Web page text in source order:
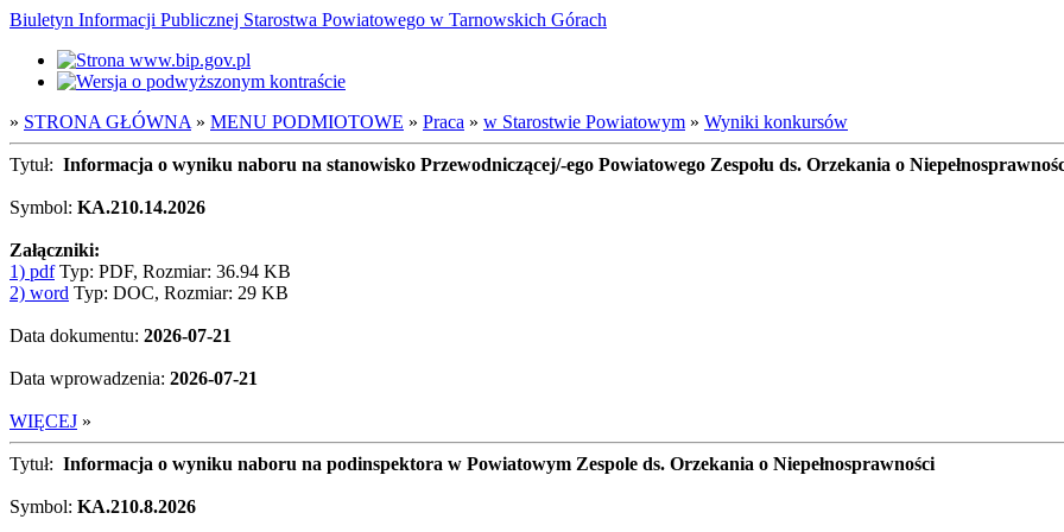
Biuletyn Informacji Publicznej Starostwa Powiatowego w Tarnowskich Górach
» STRONA GŁÓWNA » MENU PODMIOTOWE » Praca » w Starostwie Powiatowym » Wyniki konkursów
Tytuł: Informacja o wyniku naboru na stanowisko Przewodniczącej/-ego Powiatowego Zespołu ds. Orzekania o
Symbol: KA.210.14.2026
Załączniki:
1) pdfTyp: PDF, Rozmiar: 36.94 KB
2) word Typ: DOC, Rozmiar: 29 KB
Data dokumentu: 2026-07-21
Data wprowadzenia: 2026-07-21
WIĘCEJ »
Tytuł: Informacja o wyniku naboru na podinspektora w Powiatowym Zespole ds. Orzekania o Niepełnosprawności
Symbol: KA.210.8.2026